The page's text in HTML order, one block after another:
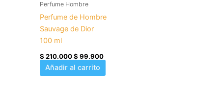
Perfume Hombre
Perfume de Hombre
Sauvage de Dior
100 ml
$210.000$ 99.900
Añadir al carrito